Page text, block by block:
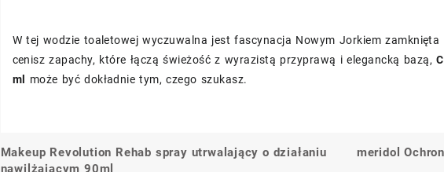
W tej wodzie toaletowej wyczuwalna jest fascynacja Nowym Jorkiem
cenisz zapachy, które łączą świeżość z wyrazistą przyprawą i elegancką bazą,
ml
może być dokładnie tym, czego szukasz.
Nawigacja
Makeup Revolution Rehab spray utrwalający o działaniu
nawilżającym 90ml
meridol